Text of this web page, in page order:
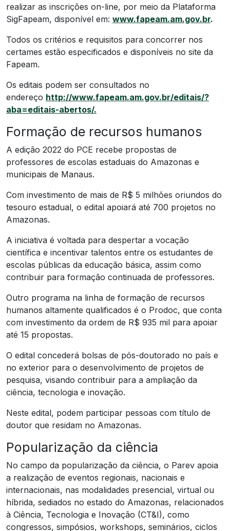
realizar as inscrições on-line, por meio da Plataforma
SigFapeam, disponível em: www.fapeam.am.gov.br.
Todos os critérios e requisitos para concorrer nos
certames estão especificados e disponíveis no site da
Fapeam.
Os editais podem ser consultados no
endereço http://www.fapeam.am.gov.br/editais/?
aba=editais-abertos/.
Formação de recursos humanos
A edição 2022 do PCE recebe propostas de
professores de escolas estaduais do Amazonas e
municipais de Manaus.
Com investimento de mais de R$ 5 milhões oriundos do
tesouro estadual, o edital apoiará até 700 projetos no
Amazonas.
A iniciativa é voltada para despertar a vocação
científica e incentivar talentos entre os estudantes de
escolas públicas da educação básica, assim como
contribuir para formação continuada de professores.
Outro programa na linha de formação de recursos
humanos altamente qualificados é o Prodoc, que conta
com investimento da ordem de R$ 935 mil para apoiar
até 15 propostas.
O edital concederá bolsas de pós-doutorado no país e
no exterior para o desenvolvimento de projetos de
pesquisa, visando contribuir para a ampliação da
ciência, tecnologia e inovação.
Neste edital, podem participar pessoas com título de
doutor que residam no Amazonas.
Popularização da ciência
No campo da popularização da ciência, o Parev apoia
a realização de eventos regionais, nacionais e
internacionais, nas modalidades presencial, virtual ou
híbrida, sediados no estado do Amazonas, relacionados
à Ciência, Tecnologia e Inovação (CT&I), como
congressos, simpósios, workshops, seminários, ciclos